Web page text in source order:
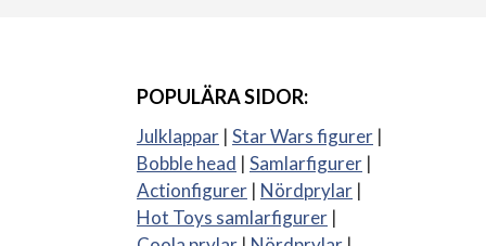
POPULÄRA SIDOR:
Julklappar | Star Wars figurer |
Bobble head | Samlarfigurer |
Actionfigurer | Nördprylar |
Hot Toys samlarfigurer |